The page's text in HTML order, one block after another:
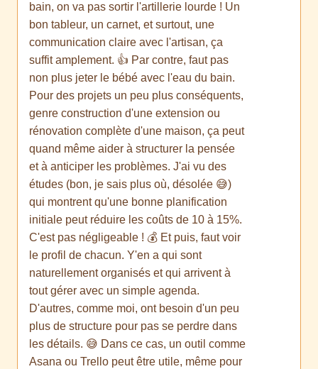
bain, on va pas sortir l'artillerie lourde ! Un
bon tableur, un carnet, et surtout, une
communication claire avec l'artisan, ça
suffit amplement. 👍 Par contre, faut pas
non plus jeter le bébé avec l'eau du bain.
Pour des projets un peu plus conséquents,
genre construction d'une extension ou
rénovation complète d'une maison, ça peut
quand même aider à structurer la pensée
et à anticiper les problèmes. J'ai vu des
études (bon, je sais plus où, désolée 😅)
qui montrent qu'une bonne planification
initiale peut réduire les coûts de 10 à 15%.
C'est pas négligeable ! 💰 Et puis, faut voir
le profil de chacun. Y'en a qui sont
naturellement organisés et qui arrivent à
tout gérer avec un simple agenda.
D'autres, comme moi, ont besoin d'un peu
plus de structure pour pas se perdre dans
les détails. 😅 Dans ce cas, un outil comme
Asana ou Trello peut être utile, même pour